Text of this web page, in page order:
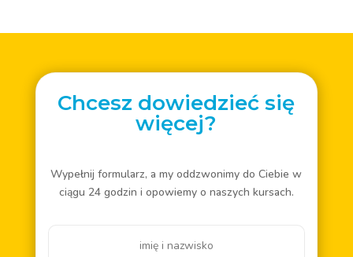
Chcesz dowiedzieć się
więcej?
Wypełnij formularz, a my oddzwonimy do Ciebie w
ciągu 24 godzin i opowiemy o naszych kursach.